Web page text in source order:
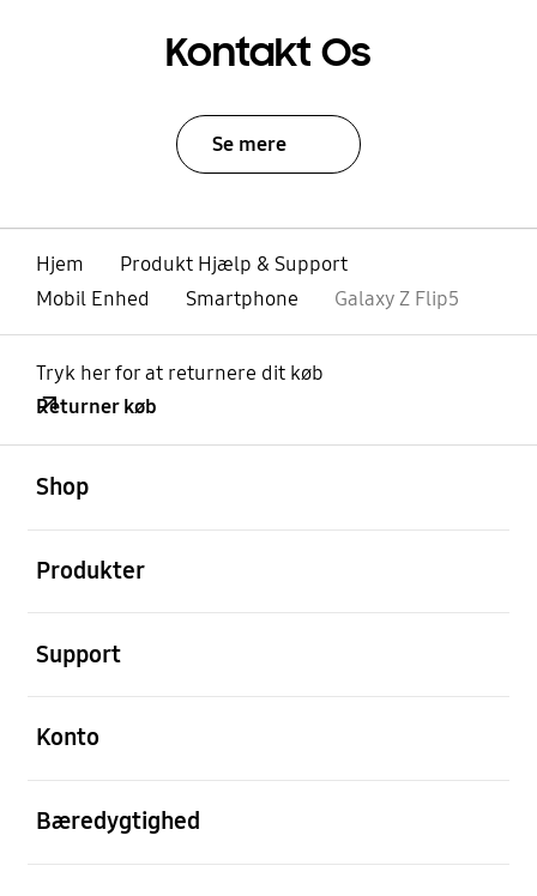
Kontakt Os
Se mere
Hjem
Produkt Hjælp & Support
Mobil Enhed
Smartphone Galaxy Z Flip5
Tryk her for at returnere dit køb
Returner køb
Shop
Produkter
Support
Konto
Bæredygtighed